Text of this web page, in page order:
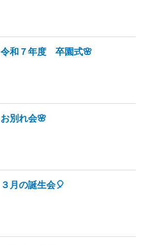
令和７年度 卒園式🌸
お別れ会🌸
３月の誕生会🎈